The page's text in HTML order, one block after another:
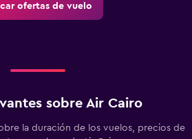
ofertas de vuelo
sobre Air Cairo
la duración de los vuelos, precios de